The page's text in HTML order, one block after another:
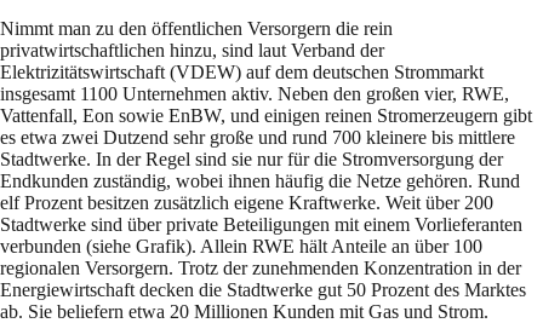
Nimmt man zu den öffentlichen Versorgern die rein
privatwirtschaftlichen hinzu, sind laut Verband der
Elektrizitätswirtschaft (VDEW) auf dem deutschen Strommarkt
insgesamt 1100 Unternehmen aktiv. Neben den großen vier, RWE,
Vattenfall, Eon sowie EnBW, und einigen reinen Stromerzeugern gibt
es etwa zwei Dutzend sehr große und rund 700 kleinere bis mittlere
Stadtwerke. In der Regel sind sie nur für die Stromversorgung der
Endkunden zuständig, wobei ihnen häufig die Netze gehören. Rund
elf Prozent besitzen zusätzlich eigene Kraftwerke. Weit über 200
Stadtwerke sind über private Beteiligungen mit einem Vorlieferanten
verbunden (siehe Grafik). Allein RWE hält Anteile an über 100
regionalen Versorgern. Trotz der zunehmenden Konzentration in der
Energiewirtschaft decken die Stadtwerke gut 50 Prozent des Marktes
ab. Sie beliefern etwa 20 Millionen Kunden mit Gas und Strom.